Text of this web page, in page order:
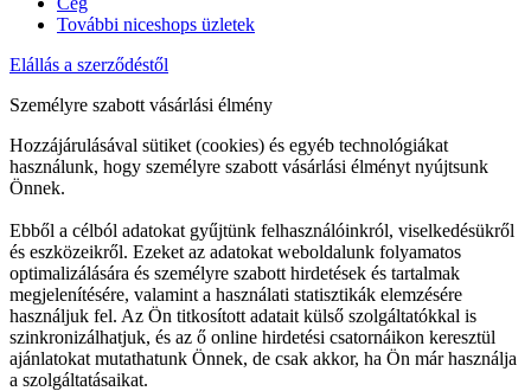
További niceshops üzletek
Elállás a szerződéstől
Személyre szabott vásárlási élmény
Hozzájárulásával sütiket (cookies) és egyéb technológiákat
használunk, hogy személyre szabott vásárlási élményt nyújtsunk
Önnek.
Ebből a célból adatokat gyűjtünk felhasználóinkról, viselkedésükről
és eszközeikről. Ezeket az adatokat weboldalunk folyamatos
optimalizálására és személyre szabott hirdetések és tartalmak
megjelenítésére, valamint a használati statisztikák elemzésére
használjuk fel. Az Ön titkosított adatait külső szolgáltatókkal is
szinkronizálhatjuk, és az ő online hirdetési csatornáikon keresztül
ajánlatokat mutathatunk Önnek, de csak akkor, ha Ön már használja
a szolgáltatásaikat.